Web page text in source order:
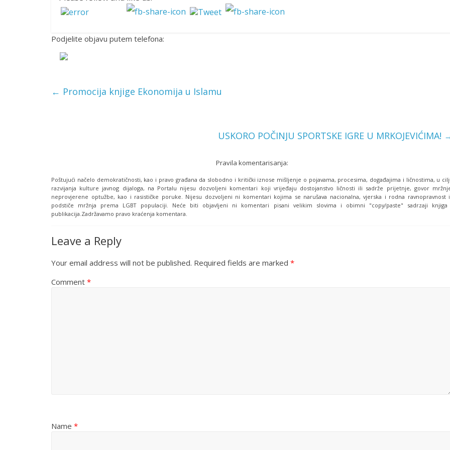
Podjelite objavu putem telefona:
← Promocija knjige Ekonomija u Islamu
USKORO POČINJU SPORTSKE IGRE U MRKOJEVIĆIMA!
Pravila komentarisanja:
Poštujući načelo demokratičnosti, kao i pravo građana da slobodno i kritički iznose mišljenje o pojavama, procesima, događajima i ličnostima, u
razvijanja kulture javnog dijaloga, na Portalu nijesu dozvoljeni komentari koji vrijeđaju dostojanstvo ličnosti ili sadrže prijetnje, govor
neprovjerene optužbe, kao i rasističke poruke. Nijesu dozvoljeni ni komentari kojima se narušava nacionalna, vjerska i rodna ravnopravnost
podstiče mržnja prema LGBT populaciji. Neće biti objavljeni ni komentari pisani velikim slovima i obimni "copy/paste" sadrzaji
publikacija.Zadržavamo pravo kraćenja komentara.
Leave a Reply
Your email address will not be published. Required fields are marked *
Comment *
Name *